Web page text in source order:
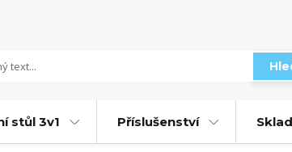
stůl 3v1 Příslušenství